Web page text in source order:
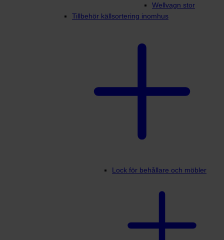
Wellvagn stor
Tillbehör källsortering inomhus
Lock för behållare och möbler